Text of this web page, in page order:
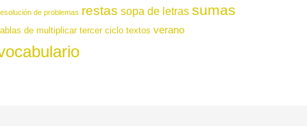
de problemas restas sopa de letras sumas
de multiplicar tercer ciclo textos verano